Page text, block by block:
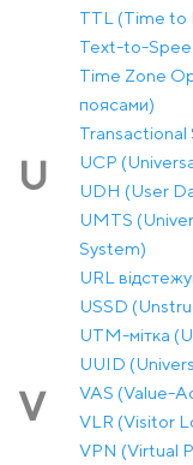
TTL (Time to
Text-to-
Time Zone
поясами)
Transactional
U
UCP
UDH (User
UMTS
System)
URL
USSD
UTM-мітка
UUID
V
VAS (Value-
VLR (Visitor
VPN (Virtual